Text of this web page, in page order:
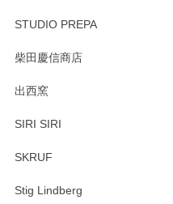
STUDIO PREPA
柴田慶信商店
出西窯
SIRI SIRI
SKRUF
Stig Lindberg